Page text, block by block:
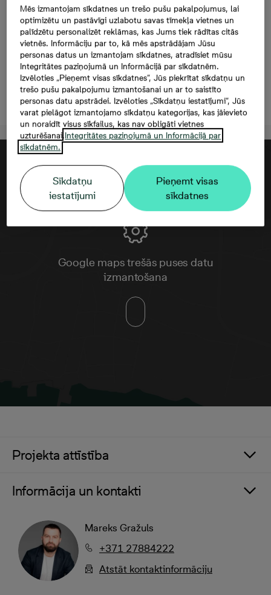
Prūšu 1I-64, 106 000
€, 2 -istabu dzīvoklis,
Platība 43,2 m²
Atstāt kontaktinformāciju
Google maps trešās puses datu
izmantošana
Projekta attīstība
Informācija un kontakti
Mareks Gražuls
+371 27884222
Atstāt kontaktinformāciju
Mēs izmantojam sīkdatnes un trešo pušu pakalpojumus, lai
optimizētu un pastāvīgi uzlabotu savas tīmekļa vietnes un
palīdzētu personalizēt reklāmas, kas Jums tiek rādītas citās
vietnēs. Informāciju par to, kā mēs apstrādājam Jūsu
personas datus un izmantojam sīkdatnes, atradīsiet mūsu
Integritātes paziņojumā un Informācijā par sīkdatnēm.
Izvēloties „Pieņemt visas sīkdatnes”, Jūs piekrītat sīkdatņu un
trešo pušu pakalpojumu izmantošanai un ar to saistīto
personas datu apstrādei. Izvēloties „Sīkdatņu iestatījumi”, Jūs
varat pielāgot izmantojamo sīkdatņu kategorijas, kas jāievieto
un noraidīt visus sīkfailus, kas nav obligāti vietnes
uzturēšanai.Integritātes paziņojumā un Informācijā par
sīkdatnēm.
Sīkdatņu
iestatījumi
Pieņemt visas
sīkdatnes